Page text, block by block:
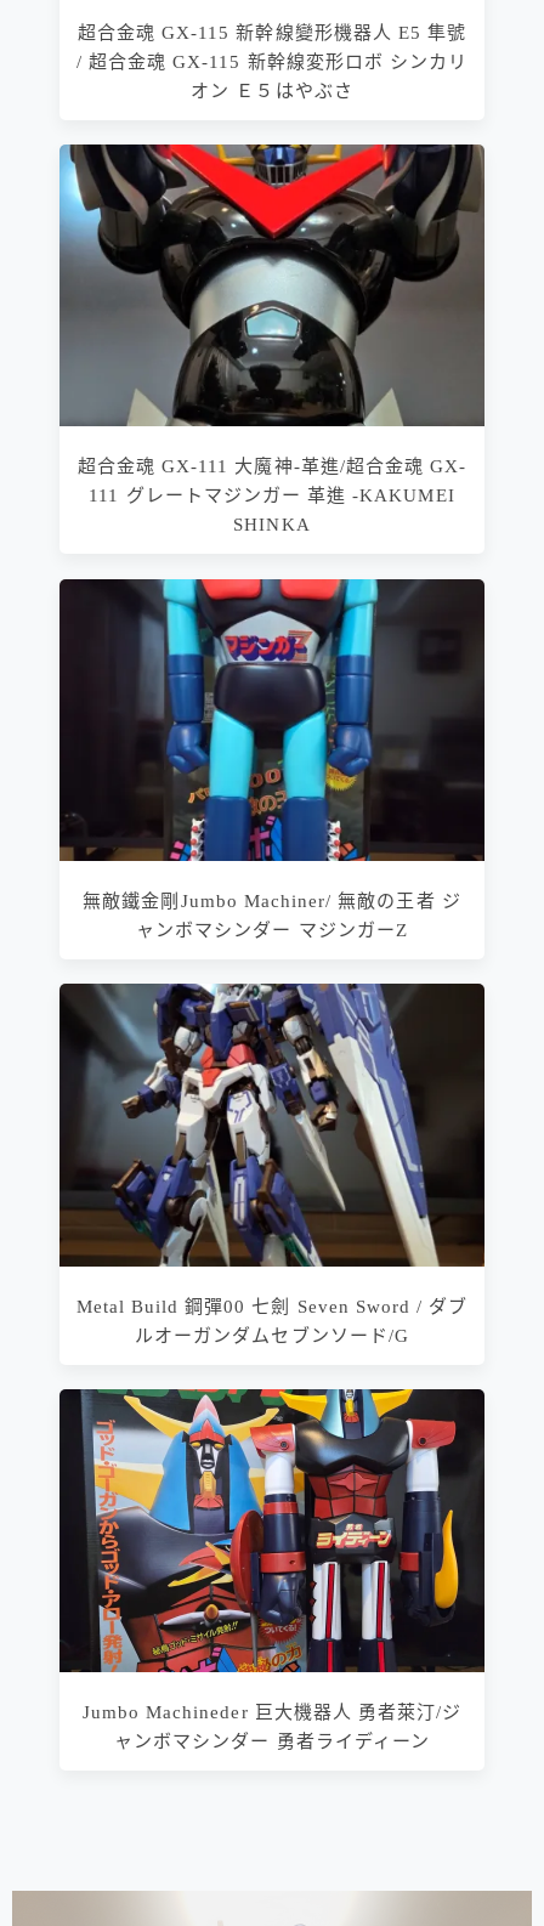
超合金魂 GX-115 新幹線變形機器人 E5 隼號
/ 超合金魂 GX-115 新幹線変形ロボ シンカリ
オン Ｅ５はやぶさ
超合金魂 GX-111 大魔神-革進/超合金魂 GX-
111 グレートマジンガー 革進 -KAKUMEI
SHINKA
無敵鐵金剛Jumbo Machiner/ 無敵の王者 ジ
ャンボマシンダー マジンガーZ
Metal Build 鋼彈00 七劍 Seven Sword / ダブ
ルオーガンダムセブンソード/G
Jumbo Machineder 巨大機器人 勇者萊汀/ジ
ャンボマシンダー 勇者ライディーン